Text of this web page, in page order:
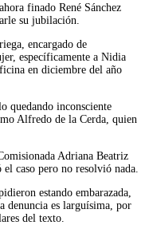
finado René Sánchez
su jubilación.
encargado de
específicamente a Nidia
en diciembre del año
quedando inconsciente
Alfredo de la Cerda, quien
Adriana Beatriz
caso pero no resolvió nada.
estando embarazada,
denuncia es larguísima, por
del texto.